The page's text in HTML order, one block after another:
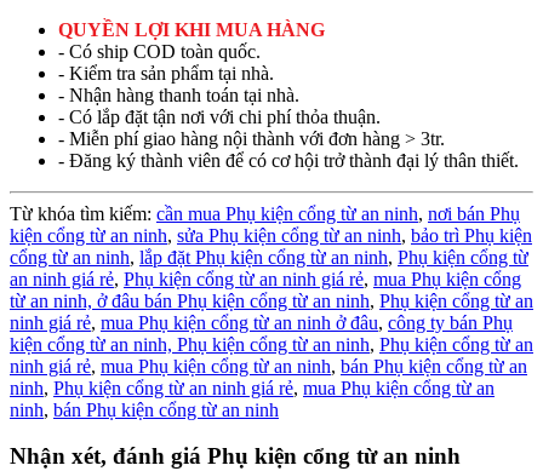
QUYỀN LỢI KHI MUA HÀNG
- Có ship COD toàn quốc.
- Kiểm tra sản phẩm tại nhà.
- Nhận hàng thanh toán tại nhà.
- Có lắp đặt tận nơi với chi phí thỏa thuận.
- Miễn phí giao hàng nội thành với đơn hàng > 3tr.
- Đăng ký thành viên để có cơ hội trở thành đại lý thân thiết.
Từ khóa tìm kiếm: cần mua Phụ kiện cổng từ an ninh, nơi bán Phụ
kiện cổng từ an ninh, sửa Phụ kiện cổng từ an ninh, bảo trì Phụ kiện
cổng từ an ninh, lắp đặt Phụ kiện cổng từ an ninh, Phụ kiện cổng từ
an ninh giá rẻ, Phụ kiện cổng từ an ninh giá rẻ, mua Phụ kiện cổng
từ an ninh, ở đâu bán Phụ kiện cổng từ an ninh, Phụ kiện cổng từ an
ninh giá rẻ, mua Phụ kiện cổng từ an ninh ở đâu, công ty bán Phụ
kiện cổng từ an ninh, Phụ kiện cổng từ an ninh, Phụ kiện cổng từ an
ninh giá rẻ, mua Phụ kiện cổng từ an ninh, bán Phụ kiện cổng từ an
ninh, Phụ kiện cổng từ an ninh giá rẻ, mua Phụ kiện cổng từ an
ninh, bán Phụ kiện cổng từ an ninh
Nhận xét, đánh giá Phụ kiện cổng từ an ninh